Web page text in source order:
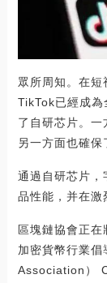
眾所周知。在短
TikTok已經成為
了自研芯片。一
另一方面也確保
通過自研芯片，
品性能，并在激
區塊鏈協會正在
加密貨幣行業
Association）